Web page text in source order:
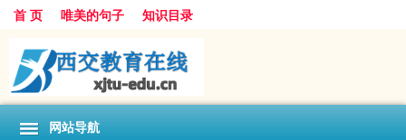
首 页 唯美的句子 知识目录
网站导航